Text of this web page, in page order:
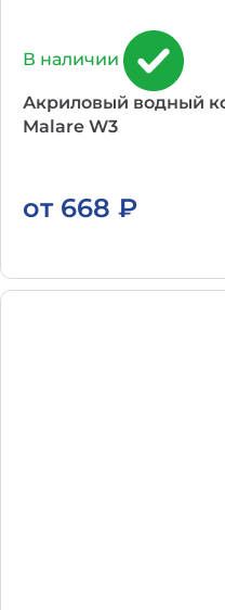
В наличии
Акриловый водный
Malare W3
от 668 ₽